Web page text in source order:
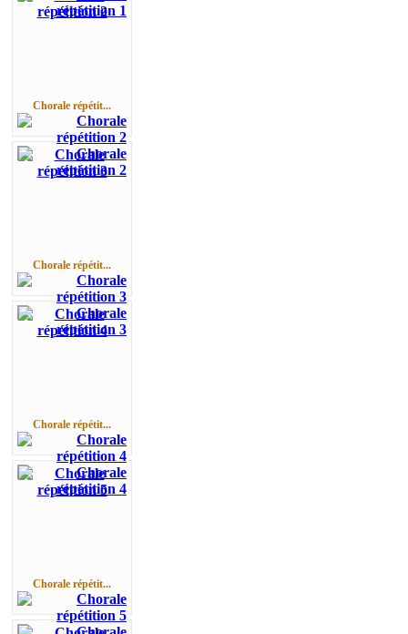
Chorale répétit...
Chorale répétit...
Chorale répétit...
Chorale répétit...